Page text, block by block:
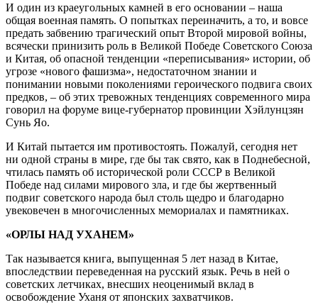
И один из краеугольных камней в его основании – наша
общая военная память. О попытках переиначить, а то, и вовсе
предать забвению трагический опыт Второй мировой войны,
всячески принизить роль в Великой Победе Советского Союза
и Китая, об опасной тенденции «переписывания» истории, об
угрозе «нового фашизма», недостаточном знании и
понимании новыми поколениями героического подвига своих
предков, – об этих тревожных тенденциях современного мира
говорил на форуме вице-губернатор провинции Хэйлунцзян
Сунь Яо.
И Китай пытается им противостоять. Пожалуй, сегодня нет
ни одной страны в мире, где бы так свято, как в Поднебесной,
чтилась память об исторической роли СССР в Великой
Победе над силами мирового зла, и где бы жертвенный
подвиг советского народа был столь щедро и благодарно
увековечен в многочисленных мемориалах и памятниках.
«ОРЛЫ НАД УХАНЕМ»
Так называется книга, выпущенная 5 лет назад в Китае,
впоследствии переведенная на русский язык. Речь в ней о
советских летчиках, внесших неоценимый вклад в
освобождение Уханя от японских захватчиков.